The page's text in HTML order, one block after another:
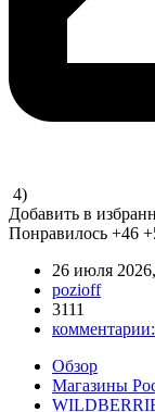
4)
Добавить в
Понравилось +46
26 июля
pozioff
3111
комментарии:
Обзор
Магазины